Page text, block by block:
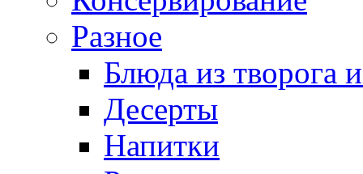
Разное
Блюда из творога
Десерты
Напитки